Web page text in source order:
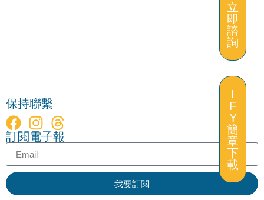
立
即
諮
詢
保持聯繫
訂閱電子報
我要訂閱
立
即
諮
詢
I
F
Y
簡
章
下
載